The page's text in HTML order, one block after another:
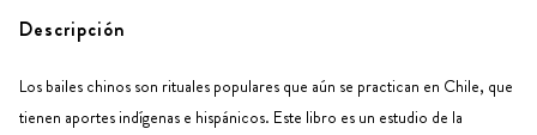
Descripción
Los bailes chinos son rituales populares que aún se practican en Chile, que
tienen aportes indígenas e hispánicos. Este libro es un estudio de la